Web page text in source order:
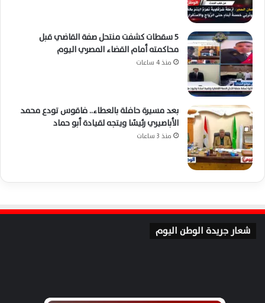
5 سقطات كشفت منتحل صفة القاضي قبل
محاكمته أمام القضاء المصري اليوم
منذ 4 ساعات
بعد مسيرة حافلة بالعطاء.. فاقوس تودع محمد
الأباصيري رئيسًا ويتجه لقيادة أبو حماد
منذ 3 ساعات
شعار جريدة الوطن اليوم